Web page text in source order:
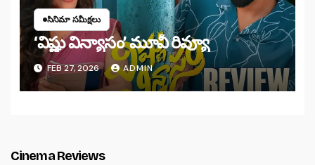
సినిమా సమీక్షలు
‘విష్ణు విన్యాసం’ మూవీ రివ్యూ
FEB 27, 2026 ADMIN
Cinema Reviews